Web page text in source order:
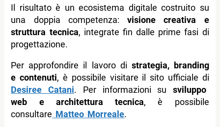
Il risultato è un ecosistema digitale costruito su
una doppia competenza:visione creativa e
struttura tecnica, integrate fin dalle prime fasi di
progettazione.
Per approfondire il lavoro di strategia, branding
e contenuti, è possibile visitare il sito ufficiale di
Desiree Catani. Per informazioni su sviluppo
web e architettura tecnica, è possibile
consultare Matteo Morreale.